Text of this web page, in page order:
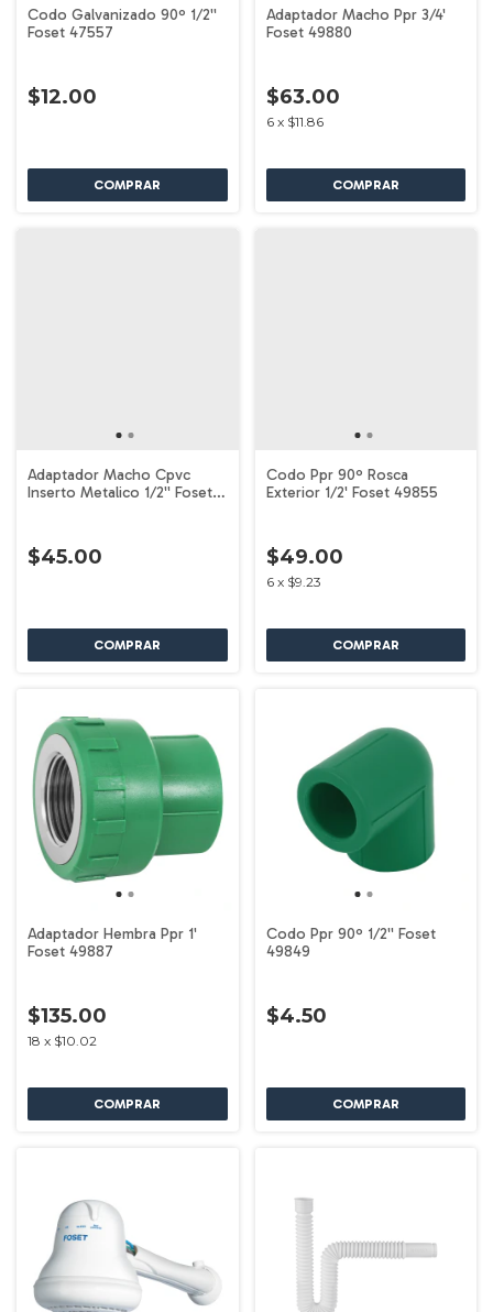
Codo Galvanizado 90º 1/2''
Foset 47557
$12.00
Adaptador Macho Ppr 3/4'
Foset 49880
$63.00
6 x $11.86
Adaptador Macho Cpvc
Inserto Metalico 1/2'' Foset
$45.00
Codo Ppr 90º Rosca
Exterior 1/2' Foset 49855
$49.00
6 x $9.23
Adaptador Hembra Ppr 1'
Foset 49887
$135.00
18 x $10.02
Codo Ppr 90º 1/2'' Foset
49849
$4.50